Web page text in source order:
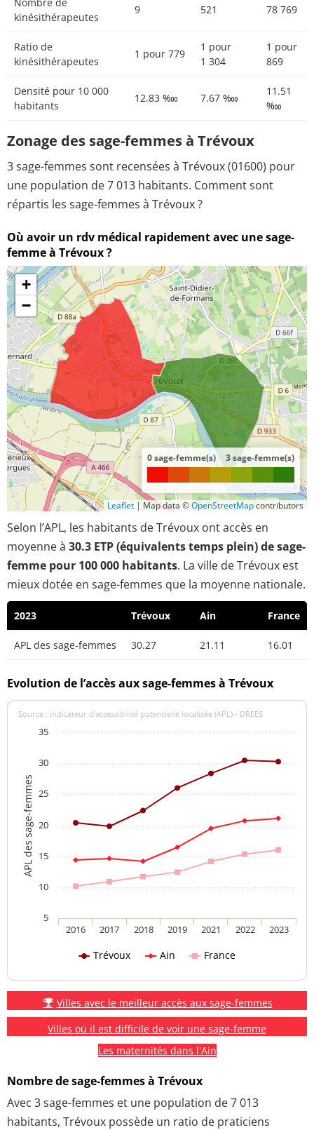
kinésithérapeutes
9 521 78 769
Ratio de
kinésithérapeutes
1 pour 779
1 pour
1 304
1 pour
869
Densité pour 10 000
habitants
12.83 ‱ 7.67 ‱
11.51
‱
Zonage des sage-femmes à Trévoux
3 sage-femmes sont recensées à Trévoux (01600) pour
une population de 7 013 habitants. Comment sont
répartis les sage-femmes à Trévoux ?
Où avoir un rdv médical rapidement avec une sage-
femme à Trévoux ?
+
−
0 sage-femme(s) 3 sage-femme(s)
Leaflet | Map data ©OpenStreetMapcontributors
Selon l’APL, les habitants de Trévoux ont accès en
moyenne à 30.3 ETP (équivalents temps plein) de sage-
femme pour 100 000 habitants. La ville de Trévoux est
mieux dotée en sage-femmes que la moyenne nationale.
2023 Trévoux Ain France
APL des sage-femmes 30.27 21.11 16.01
Evolution de l’accès aux sage-femmes à Trévoux
APL des sage-femmes
Source : indicateur d’accessibilité potentielle localisée (APL) - DREES
Trévoux Ain France
2016 2017 2018 2019 2021 2022 2023
5
10
15
20
25
30
35
Villes avec le meilleur accès aux sage-femmes
Villes où il est difficile de voir une sage-femme
Les maternités dans l'Ain
Nombre de sage-femmes à Trévoux
Avec 3 sage-femmes et une population de 7 013
habitants, Trévoux possède un ratio de praticiens